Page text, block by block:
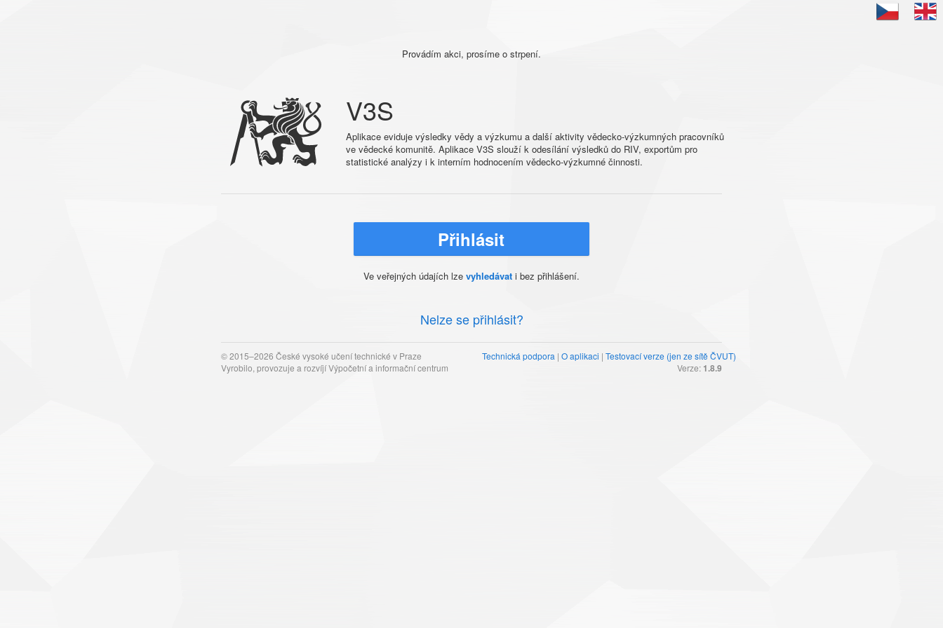
Provádím akci, prosíme o strpení.
V3S
Aplikace eviduje výsledky vědy a výzkumu a další aktivity vědecko-výzkumných pracovníků
ve vědecké komunitě. Aplikace V3S slouží k odesílání výsledků do RIV, exportům pro
statistické analýzy i k interním hodnocením vědecko-výzkumné činnosti.
Přihlásit
Ve veřejných údajích lze vyhledávat i bez přihlášení.
Nelze se přihlásit?
© 2015–2026 České vysoké učení technické v Praze
Vyrobilo, provozuje a rozvíjí Výpočetní a informační centrum
Technická podpora | O aplikaci | Testovací verze (jen ze sítě ČVUT)
Verze: 1.8.9